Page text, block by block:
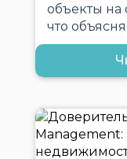
объекты на
что